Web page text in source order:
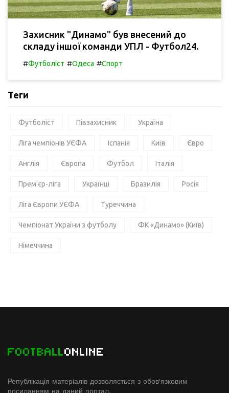
Захисник "Динамо" був внесений до
складу іншої команди УПЛ - Футбол24.
#Футболіст #Одеса #Спорт
Теги
Футболіст Півзахисник Україна
Ліга чемпіонів УЄФА Іспанія Київ Євро
Англія Європа Футбол Італія
Прем'єр-ліга Українці Бразилія Росія
Ліга Європи УЄФА Туреччина
Чемпіонат України з футболу ФК «Динамо» (Київ)
Німеччина
FOOTBALLONLINE
Републікація матеріалів дозволяється з обов'язковим
посиланням на даний портал.